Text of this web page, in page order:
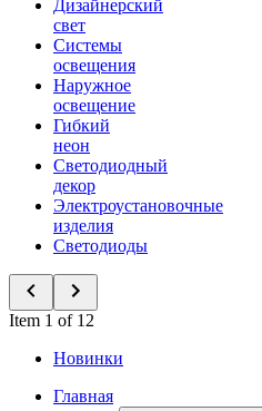
Дизайнерский
свет
Системы
освещения
Наружное
освещение
Гибкий
неон
Светодиодный
декор
Электроустановочные
изделия
Светодиоды
Item 1 of 12
Новинки
Главная